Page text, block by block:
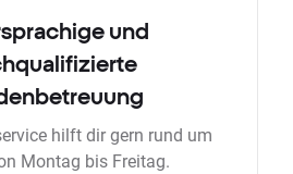
und
hilft dir gern rund um
Montag bis Freitag.